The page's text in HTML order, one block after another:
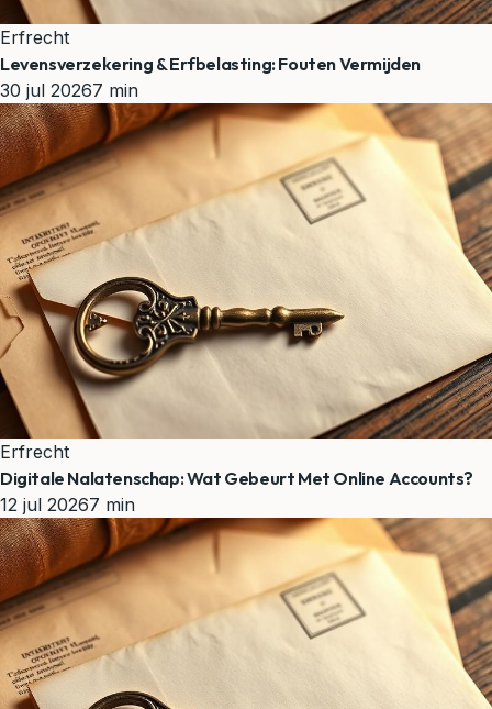
Erfrecht
Levensverzekering & Erfbelasting: Fouten Vermijden
30 jul 20267 min
Erfrecht
Digitale Nalatenschap: Wat Gebeurt Met Online Accounts?
12 jul 20267 min